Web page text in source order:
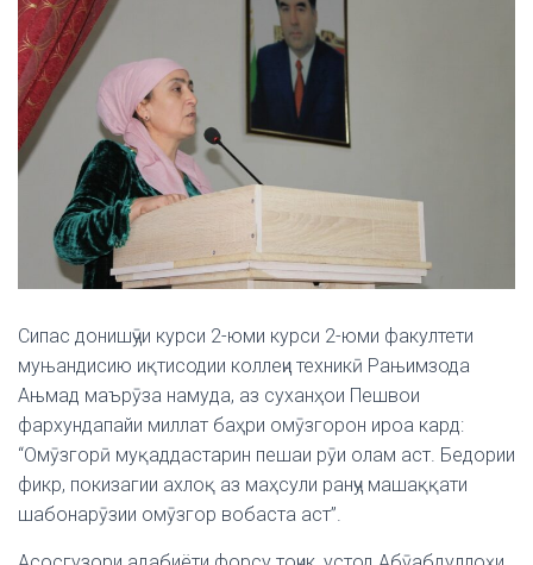
Сипас донишҷӯи курси 2-юми курси 2-юми факултети
муњандисию иқтисодии коллеҷи техникӣ Рањимзода
Ањмад маърӯза намуда, аз суханҳои Пешвои
фархундапайи миллат баҳри омӯзгорон ироа кард:
“Омӯзгорӣ муқаддастарин пешаи рӯи олам аст. Бедории
фикр, покизагии ахлоқ аз маҳсули ранҷу машаққати
шабонарӯзии омӯзгор вобаста аст”.